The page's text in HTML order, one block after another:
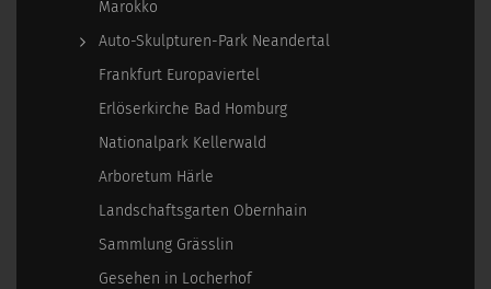
Marokko
Auto-Skulpturen-Park Neandertal
Frankfurt Europaviertel
Erlöserkirche Bad Homburg
Nationalpark Kellerwald
Arboretum Härle
Landschaftsgarten Obernhain
Sammlung Grässlin
Gesehen in Locherhof